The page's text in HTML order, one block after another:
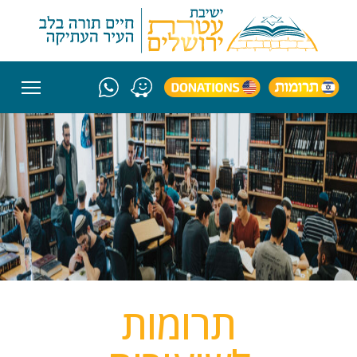
תרומות